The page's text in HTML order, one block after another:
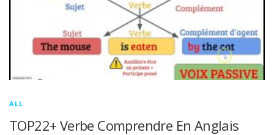
ALL
TOP22+ Verbe Comprendre En Anglais